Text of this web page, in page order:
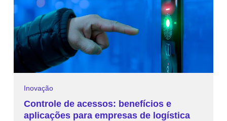
Inovação
Controle de acessos: benefícios e
aplicações para empresas de logística